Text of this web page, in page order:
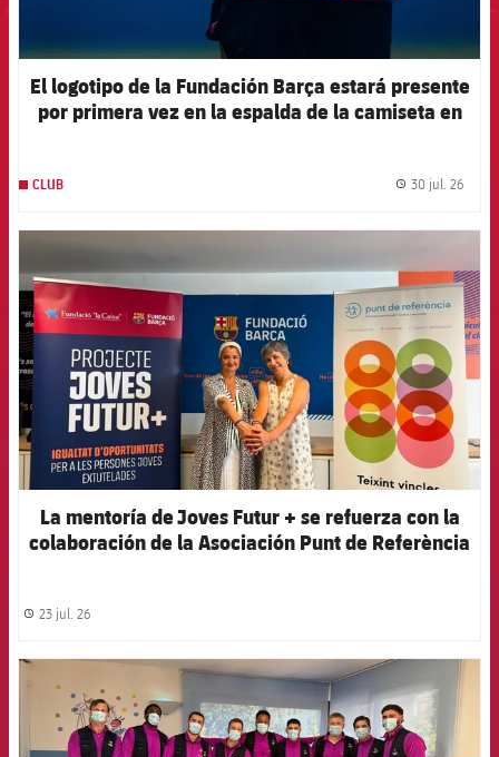
El logotipo de la Fundación Barça estará presente
por primera vez en la espalda de la camiseta en
CLUB 30 jul. 26
La mentoría de Joves Futur + se refuerza con la
colaboración de la Asociación Punt de Referència
label.share.clock
23 jul. 26
FCB Barcelona badge